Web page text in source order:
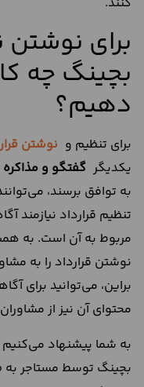
برای نوشتن
بچینگ چه
دهیم؟
برای تنظیم و نوشتن
یکدیگر گفتگو و مذاکره
به توافق برسند،
تنظیم قرارداد نیازمند
مربوط به آن است. به
نوشتن قرارداد را به
براین، می‌توانید برای
محتوای آن نیز از
به شما پیشنهاد
بچینگ توسط مستاجر به